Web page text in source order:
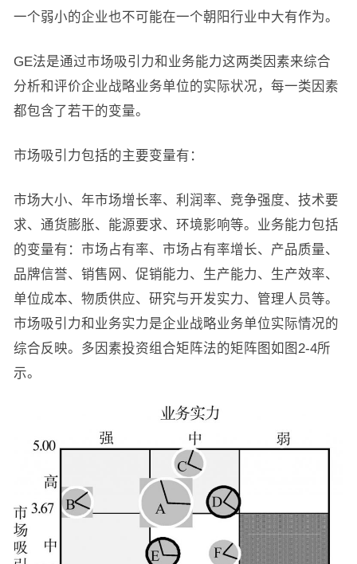
一个弱小的企业也不可能在一个朝阳行业中大有作为。
GE法是通过市场吸引力和业务能力这两类因素来综合
分析和评价企业战略业务单位的实际状况，每一类因素
都包含了若干的变量。
市场吸引力包括的主要变量有：
市场大小、年市场增长率、利润率、竞争强度、技术要
求、通货膨胀、能源要求、环境影响等。业务能力包括
的变量有：市场占有率、市场占有率增长、产品质量、
品牌信誉、销售网、促销能力、生产能力、生产效率、
单位成本、物质供应、研究与开发实力、管理人员等。
市场吸引力和业务实力是企业战略业务单位实际情况的
综合反映。多因素投资组合矩阵法的矩阵图如图2-4所
示。